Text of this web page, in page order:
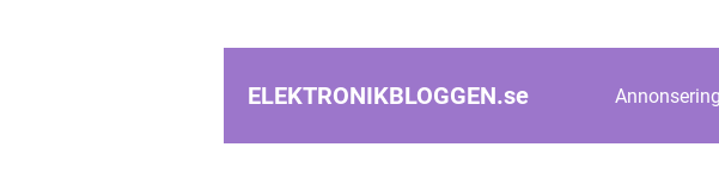
ELEKTRONIKBLOGGEN.se Annonsering